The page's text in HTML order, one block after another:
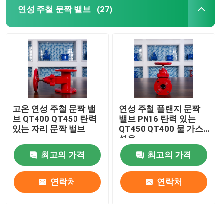
연성 주철 문짝 밸브 (27)
고온 연성 주철 문짝 밸
브 QT400 QT450 탄력
있는 자리 문짝 밸브
최고의 가격
연락처
연성 주철 플랜지 문짝
밸브 PN16 탄력 있는
QT450 QT400 물 가스
석유
최고의 가격
연락처